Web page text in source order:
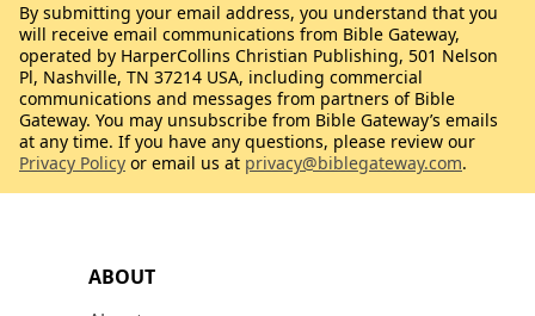
ABOUT
By submitting your email address, you understand that you
will receive email communications from Bible Gateway,
operated by HarperCollins Christian Publishing, 501 Nelson
Pl, Nashville, TN 37214 USA, including commercial
communications and messages from partners of Bible
Gateway. You may unsubscribe from Bible Gateway’s emails
at any time. If you have any questions, please review our
Privacy Policy or email us at privacy@biblegateway.com.